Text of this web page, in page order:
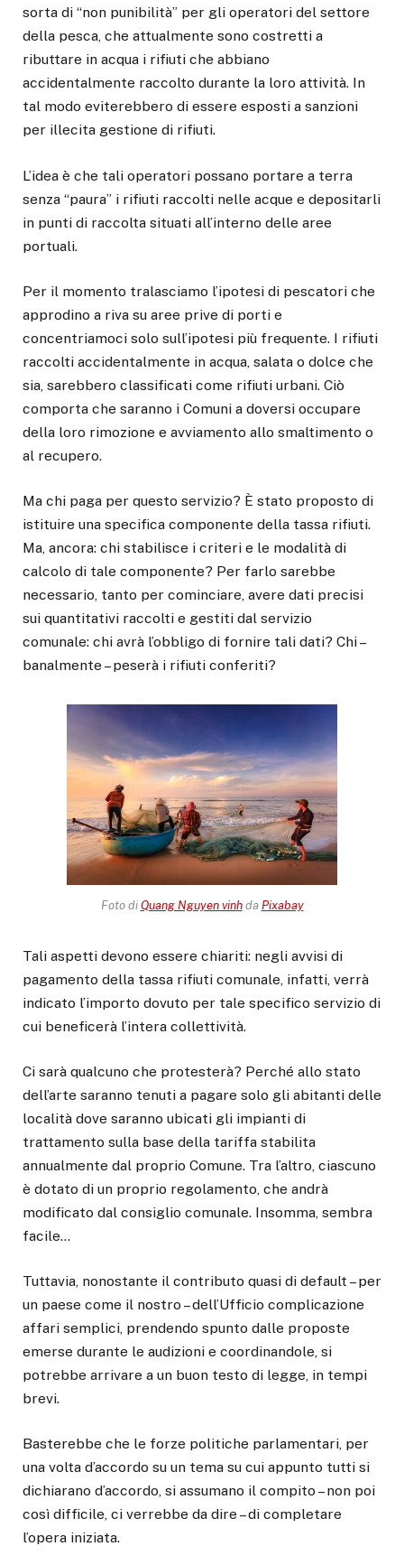
sorta di “non punibilità” per gli operatori del settore
della pesca, che attualmente sono costretti a
ributtare in acqua i rifiuti che abbiano
accidentalmente raccolto durante la loro attività. In
tal modo eviterebbero di essere esposti a sanzioni
per illecita gestione di rifiuti.
L’idea è che tali operatori possano portare a terra
senza “paura” i rifiuti raccolti nelle acque e depositarli
in punti di raccolta situati all’interno delle aree
portuali.
Per il momento tralasciamo l’ipotesi di pescatori che
approdino a riva su aree prive di porti e
concentriamoci solo sull’ipotesi più frequente. I rifiuti
raccolti accidentalmente in acqua, salata o dolce che
sia, sarebbero classificati come rifiuti urbani. Ciò
comporta che saranno i Comuni a doversi occupare
della loro rimozione e avviamento allo smaltimento o
al recupero.
Ma chi paga per questo servizio? È stato proposto di
istituire una specifica componente della tassa rifiuti.
Ma, ancora: chi stabilisce i criteri e le modalità di
calcolo di tale componente? Per farlo sarebbe
necessario, tanto per cominciare, avere dati precisi
sui quantitativi raccolti e gestiti dal servizio
comunale: chi avrà l’obbligo di fornire tali dati? Chi –
banalmente – peserà i rifiuti conferiti?
Foto di Quang Nguyen vinhda Pixabay
Tali aspetti devono essere chiariti: negli avvisi di
pagamento della tassa rifiuti comunale, infatti, verrà
indicato l’importo dovuto per tale specifico servizio di
cui beneficerà l’intera collettività.
Ci sarà qualcuno che protesterà? Perché allo stato
dell’arte saranno tenuti a pagare solo gli abitanti delle
località dove saranno ubicati gli impianti di
trattamento sulla base della tariffa stabilita
annualmente dal proprio Comune. Tra l’altro, ciascuno
è dotato di un proprio regolamento, che andrà
modificato dal consiglio comunale. Insomma, sembra
facile…
Tuttavia, nonostante il contributo quasi di default – per
un paese come il nostro – dell’Ufficio complicazione
affari semplici, prendendo spunto dalle proposte
emerse durante le audizioni e coordinandole, si
potrebbe arrivare a un buon testo di legge, in tempi
brevi.
Basterebbe che le forze politiche parlamentari, per
una volta d’accordo su un tema su cui appunto tutti si
dichiarano d’accordo, si assumano il compito – non poi
così difficile, ci verrebbe da dire – di completare
l’opera iniziata.